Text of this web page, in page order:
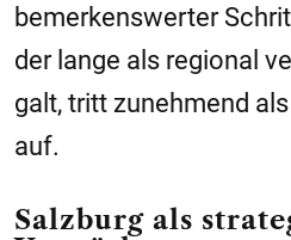
bemerkenswerter
der lange als regional
galt, tritt zunehmend
auf.
Salzburg als